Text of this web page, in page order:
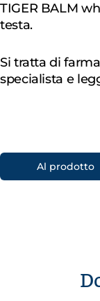
TIGER BALM
testa.
Si tratta di
specialista e
Al prodotto